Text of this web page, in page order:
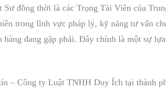
Sư đồng thời là các Trọng Tài Viên của
trong lĩnh vực pháp lý, kỹ năng tư vấn
hàng đang gặp phải. Đây chính là một sự
– Công ty Luật TNHH Duy Ích tại thành